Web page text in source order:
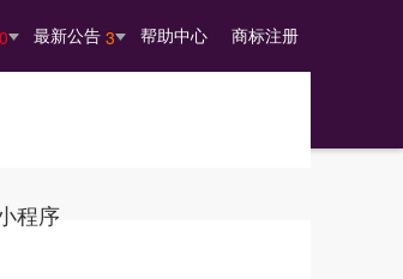
0 最新公告 3 帮助中心 商标注册
程序